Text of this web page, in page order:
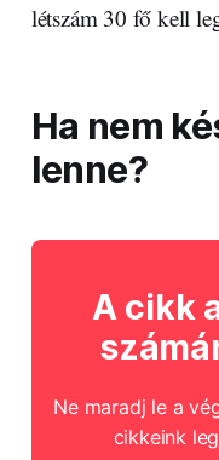
létszám 30 fő kell
Ha nem
lenne?
A cikk
Ne maradj le a
cikkeink